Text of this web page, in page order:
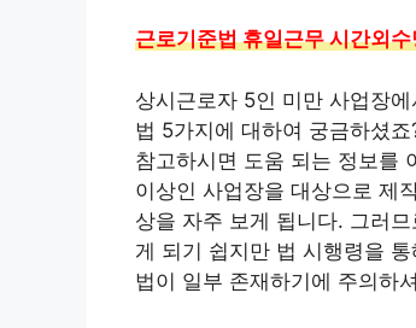
근로기준법 휴일근무 시간외
상시근로자 5인 미만 사업장
법 5가지에 대하여 궁금하셨
참고하시면 도움 되는 정보를
이상인 사업장을 대상으로 제
상을 자주 보게 됩니다. 그러
게 되기 쉽지만 법 시행령을
법이 일부 존재하기에 주의하